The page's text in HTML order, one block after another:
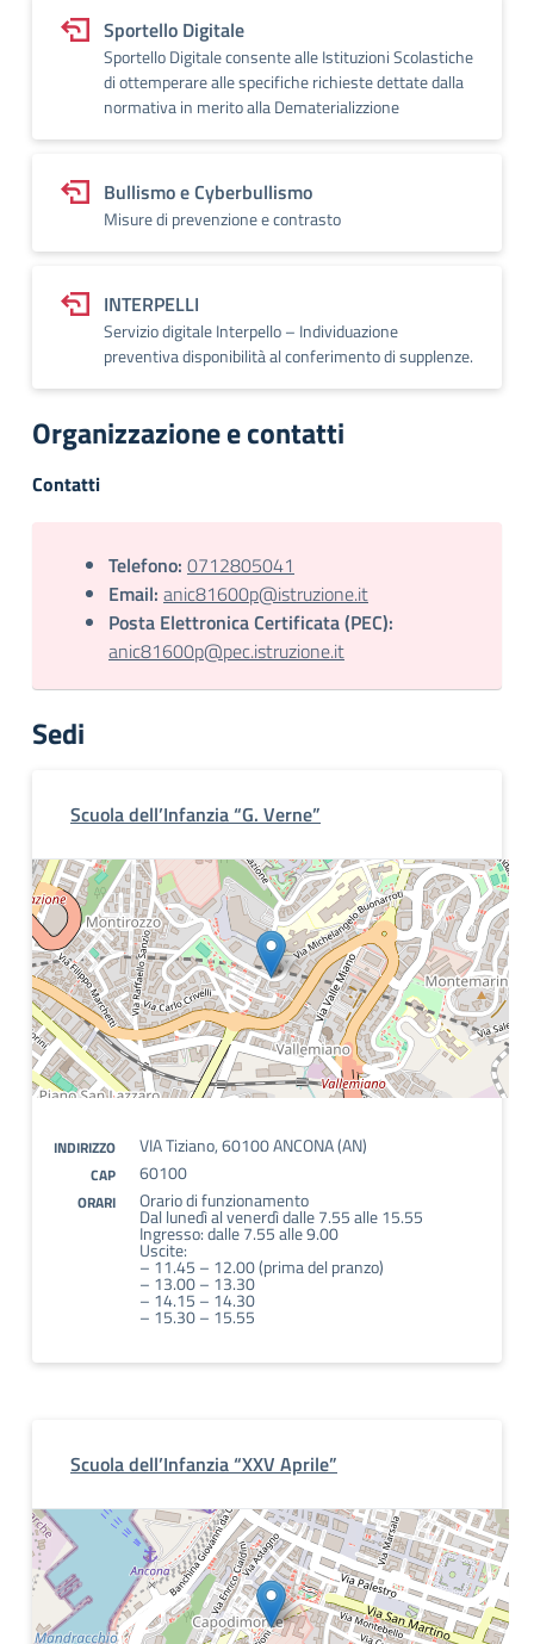
Sportello Digitale
Sportello Digitale consente alle Istituzioni Scolastiche
di ottemperare alle specifiche richieste dettate dalla
normativa in merito alla Dematerializzione
Bullismo e Cyberbullismo
Misure di prevenzione e contrasto
INTERPELLI
Servizio digitale Interpello – Individuazione
preventiva disponibilità al conferimento di supplenze.
Organizzazione e contatti
Contatti
Telefono: 0712805041
Email: anic81600p@istruzione.it
Posta Elettronica Certificata (PEC):
anic81600p@pec.istruzione.it
Sedi
Scuola dell’Infanzia “G. Verne”
INDIRIZZO VIA Tiziano, 60100 ANCONA (AN)
CAP 60100
ORARI Orario di funzionamento
Dal lunedì al venerdì dalle 7.55 alle 15.55
Ingresso: dalle 7.55 alle 9.00
Uscite:
– 11.45 – 12.00 (prima del pranzo)
– 13.00 – 13.30
– 14.15 – 14.30
– 15.30 – 15.55
Scuola dell’Infanzia “XXV Aprile”